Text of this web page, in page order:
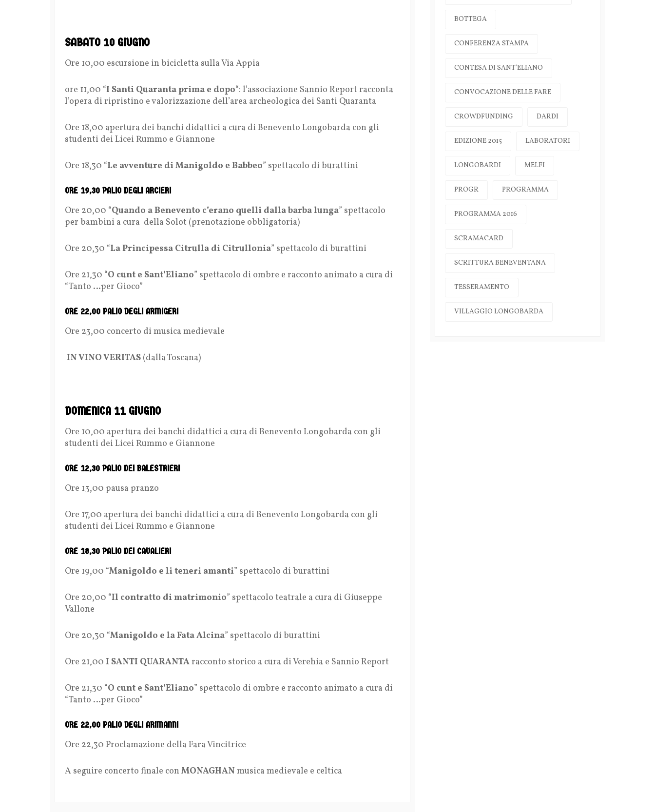
SABATO 10 GIUGNO
Ore 10,00 escursione in bicicletta sulla Via Appia
ore 11,00 “I Santi Quaranta prima e dopo“: l’associazione Sannio Report racconta
l’opera di ripristino e valorizzazione dell’area archeologica dei Santi Quaranta
Ore 18,00 apertura dei banchi didattici a cura di Benevento Longobarda con gli
studenti dei Licei Rummo e Giannone
Ore 18,30 “Le avventure di Manigoldo e Babbeo” spettacolo di burattini
ORE 19,30 PALIO DEGLI ARCIERI
Ore 20,00 “Quando a Benevento c’erano quelli dalla barba lunga” spettacolo
per bambini a cura della Solot (prenotazione obbligatoria)
Ore 20,30 “La Principessa Citrulla di Citrullonia” spettacolo di burattini
Ore 21,30 “O cunt e Sant’Eliano” spettacolo di ombre e racconto animato a cura di
“Tanto …per Gioco”
ORE 22,00 PALIO DEGLI ARMIGERI
Ore 23,00 concerto di musica medievale
IN VINO VERITAS (dalla Toscana)
DOMENICA 11 GIUGNO
Ore 10,00 apertura dei banchi didattici a cura di Benevento Longobarda con gli
studenti dei Licei Rummo e Giannone
ORE 12,30 PALIO DEI BALESTRIERI
Ore 13,00 pausa pranzo
Ore 17,00 apertura dei banchi didattici a cura di Benevento Longobarda con gli
studenti dei Licei Rummo e Giannone
ORE 18,30 PALIO DEI CAVALIERI
Ore 19,00 “Manigoldo e li teneri amanti” spettacolo di burattini
Ore 20,00 “Il contratto di matrimonio” spettacolo teatrale a cura di Giuseppe
Vallone
Ore 20,30 “Manigoldo e la Fata Alcina” spettacolo di burattini
Ore 21,00 I SANTI QUARANTAracconto storico a cura di Verehia e Sannio Report
Ore 21,30 “O cunt e Sant’Eliano” spettacolo di ombre e racconto animato a cura di
“Tanto …per Gioco”
ORE 22,00 PALIO DEGLI ARIMANNI
Ore 22,30 Proclamazione della Fara Vincitrice
A seguire concerto finale con MONAGHAN musica medievale e celtica
BOTTEGA
CONFERENZA STAMPA
CONTESA DI SANT'ELIANO
CONVOCAZIONE DELLE FARE
CROWDFUNDING DARDI
EDIZIONE 2015 LABORATORI
LONGOBARDI MELFI
PROGR PROGRAMMA
PROGRAMMA 2016
SCRAMACARD
SCRITTURA BENEVENTANA
TESSERAMENTO
VILLAGGIO LONGOBARDA